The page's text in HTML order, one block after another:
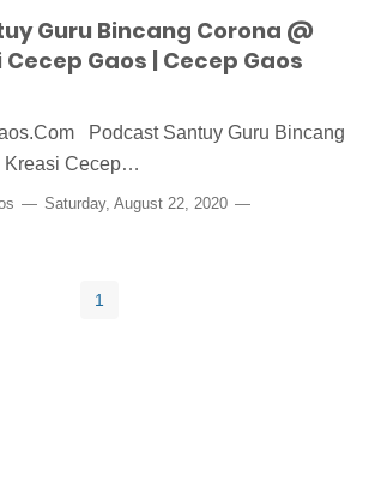
Guru Bincang Corona @
Gaos | Cecep Gaos
Podcast Santuy Guru Bincang
Kreasi Cecep…
Saturday, August 22, 2020
1